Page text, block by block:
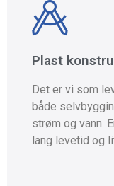
Plast
Det er vi som
både
strøm og vann.
lang levetid og
Det er vi som
både
lang levetid og
Ta kontakt